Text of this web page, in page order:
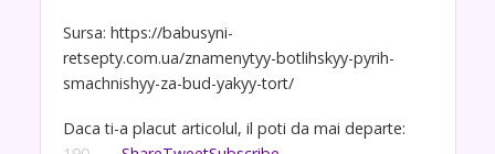
Sursa: https://babusyni-
retsepty.com.ua/znamenytyy-botlihskyy-pyrih-
smachnishyy-za-bud-yakyy-tort/
Daca ti-a placut articolul, il poti da mai departe: